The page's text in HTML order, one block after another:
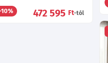
472 595 Ft-tól